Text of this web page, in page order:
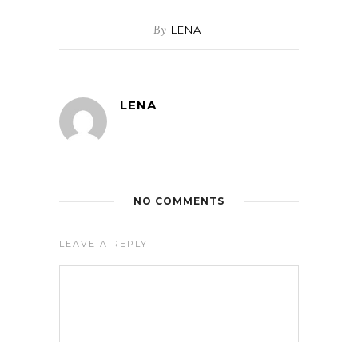
By LENA
LENA
NO COMMENTS
LEAVE A REPLY